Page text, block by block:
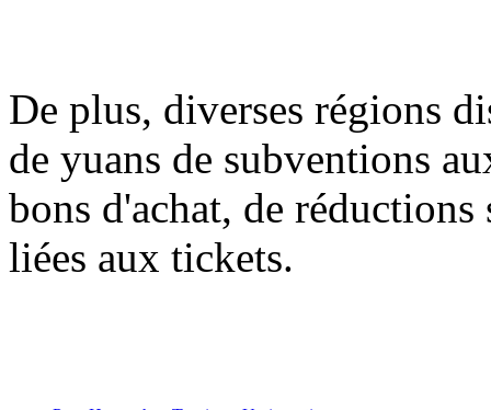
De plus, diverses régions
de yuans de subventions
bons d'achat, de
liées aux tickets.